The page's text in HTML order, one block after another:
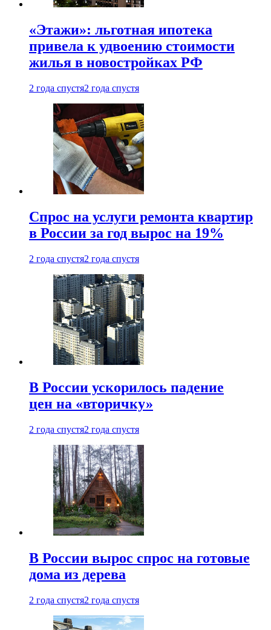
«Этажи»: льготная ипотека
привела к удвоению стоимости
жилья в новостройках РФ
2 года спустя2 года спустя
Спрос на услуги ремонта квартир
в России за год вырос на 19%
2 года спустя2 года спустя
В России ускорилось падение
цен на «вторичку»
2 года спустя2 года спустя
В России вырос спрос на готовые
дома из дерева
2 года спустя2 года спустя